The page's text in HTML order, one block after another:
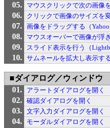
マウスクリックで次の画像
クリックで画像のサイズを
画像をドラッグする（Yahoo
マウスオーバーで画像が浮
スライド表示を行う（
サムネールを拡大し表示す
■ダイアログ／ウィンドウ
アラートダイアログを開く
確認ダイアログを開く
文字入力ダイアログを開く
モーダルダイアログを開く